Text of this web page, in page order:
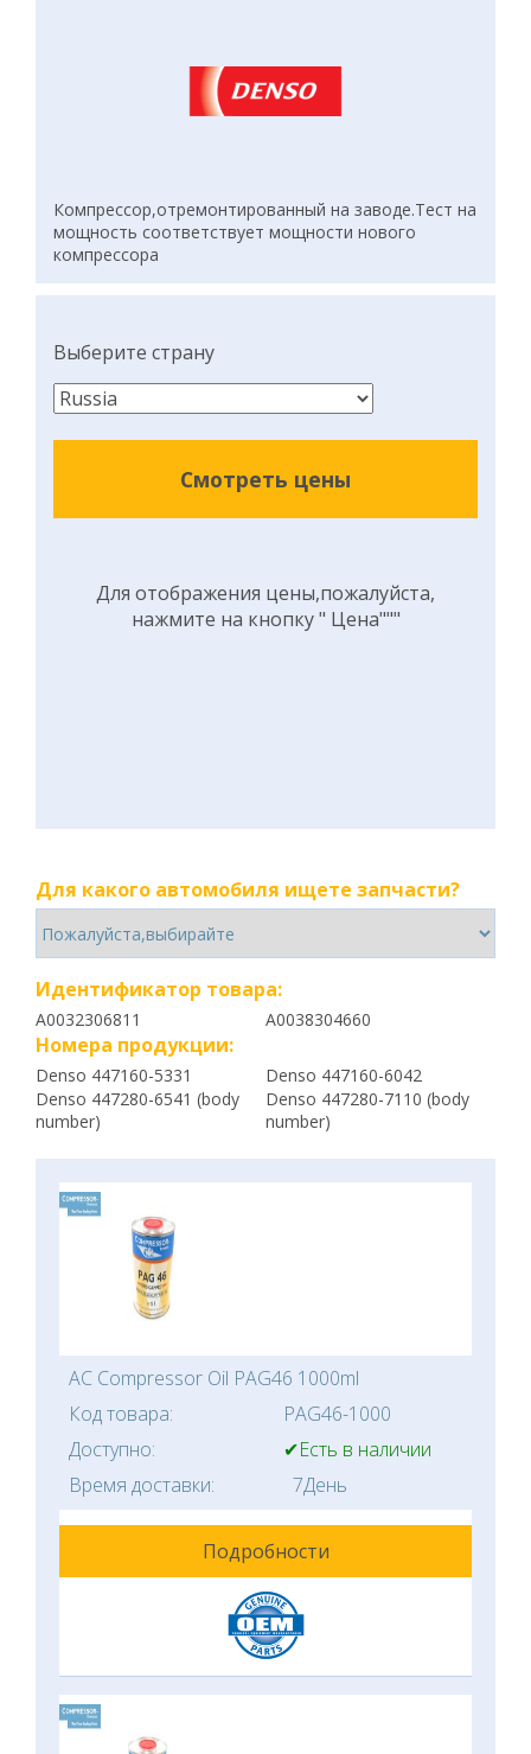
Компрессор,отремонтированный на заводе.Тест на
мощность соответствует мощности нового
компрессора
Выберите страну
Смотреть цены
Для отображения цены,пожалуйста,
нажмите на кнопку " Цена"""
Для какого автомобиля ищете запчасти?
Идентификатор товара:
A0032306811 A0038304660
Номера продукции:
Denso 447160-5331
Denso 447160-6042
Denso 447280-6541 (body
number)
Denso 447280-7110 (body
number)
AC Compressor Oil PAG46 1000ml
Код товара:
PAG46-1000
Доступно:
✔Есть в наличии
Время доставки:
7День
Подробности